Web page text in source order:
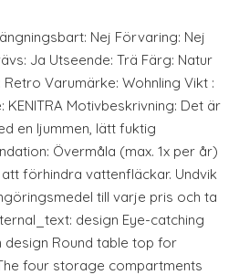
Nej Förvaring: Nej
Ja Utseende: Trä Färg: Natur
Varumärke: Wohnling Vikt :
KENITRA Motivbeskrivning: Det är
en ljummen, lätt fuktig
Övermåla (max. 1x per år)
förhindra vattenfläckar. Undvik
till varje pris och ta
design Eye-catching
Round table top for
four storage compartments